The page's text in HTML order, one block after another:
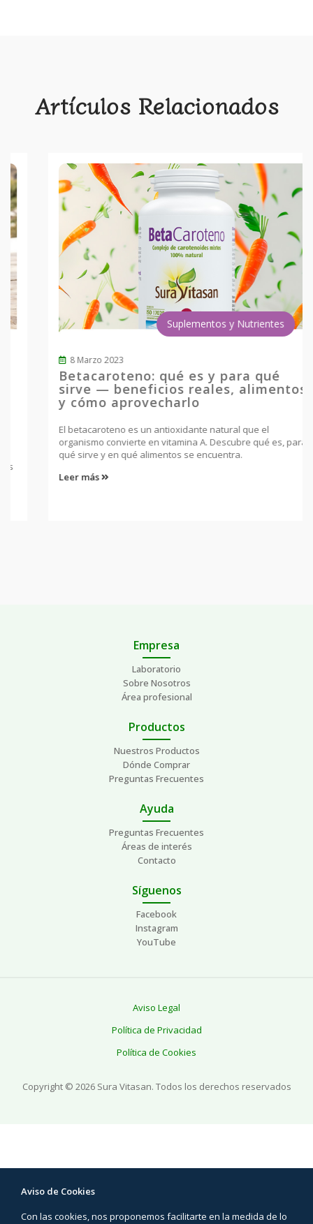
Artículos Relacionados
Suplementos y Nutrientes
8 Marzo 2023
Betacaroteno: qué es y para qué
sirve — beneficios reales, alimentos
y cómo aprovecharlo
El betacaroteno es un antioxidante natural que el
organismo convierte en vitamina A. Descubre qué es, para
qué sirve y en qué alimentos se encuentra.
Leer más
Empresa
Laboratorio
Sobre Nosotros
Área profesional
Productos
Nuestros Productos
Dónde Comprar
Preguntas Frecuentes
Ayuda
Preguntas Frecuentes
Áreas de interés
Contacto
Síguenos
Facebook
Instagram
YouTube
Aviso Legal
Política de Privacidad
Política de Cookies
Copyright © 2026 Sura Vitasan. Todos los derechos reservados
Aviso de Cookies
Con las cookies, nos proponemos facilitarte en la medida de lo